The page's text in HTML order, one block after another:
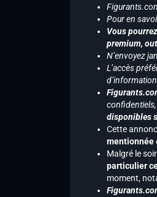
Pour en
Vous
premium,
N’envoyez
L’accès
disponibles
Cette
mentionnée
Malgré le
particulier
moment,